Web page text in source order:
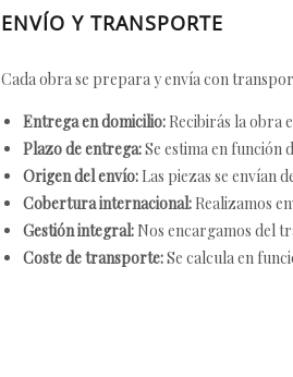
ENVÍO Y TRANSPORTE
Cada obra se prepara y envía con
Entrega en domicilio: Recibirás la obra
Plazo de entrega:Se estima en función
Origen del envío: Las piezas se envían
Cobertura internacional: Realizamos
Gestión integral: Nos encargamos del
Coste de transporte:Se calcula en